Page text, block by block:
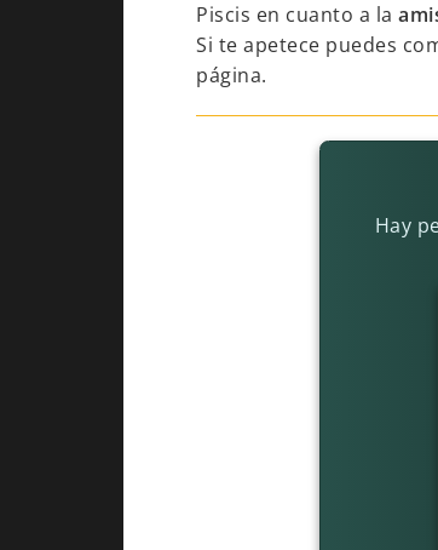
Piscis en cuanto a la
Si te apetece puedes
página.
Hay